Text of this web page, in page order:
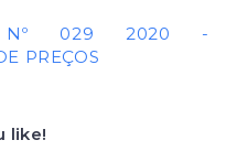
Nº 029 2020 -
PREÇOS
like!